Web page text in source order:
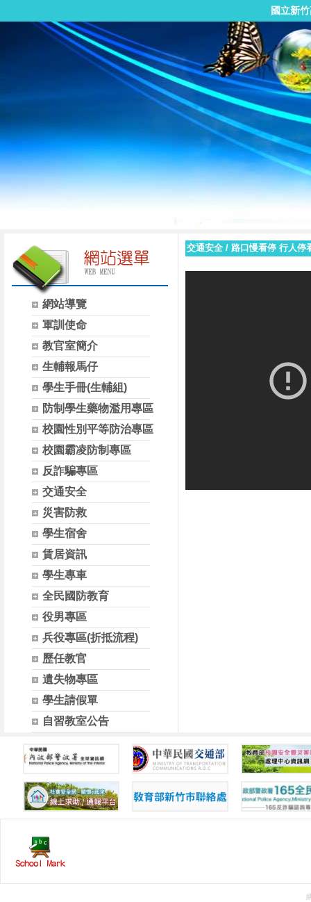
國立新
網站導覽
軍訓使命
教官室簡介
生輔報馬仔
學生手冊(生輔組)
防制學生藥物濫用專區
校園性別平等防治專區
校園霸凌防制專區
反詐騙專區
交通安全
災害防救
學生宿舍
賃居資訊
學生專車
全民國防教育
役男專區
兵役專區(折抵流程)
歷任教官
遺失物專區
學生請假單
自習教室公告
交通安全 / 路口慢看停 行人停